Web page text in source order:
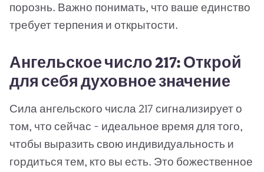
порознь. Важно понимать, что ваше единство
требует терпения и открытости.
Ангельское число 217: Открой
для себя духовное значение
Сила ангельского числа 217 сигнализирует о
том, что сейчас - идеальное время для того,
чтобы выразить свою индивидуальность и
гордиться тем, кто вы есть. Это божественное